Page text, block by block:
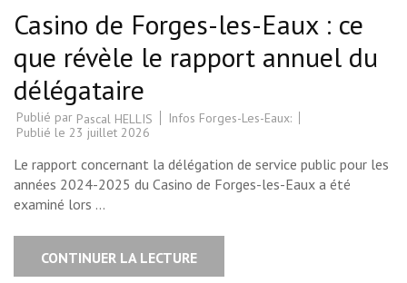
Casino de Forges-les-Eaux : ce
que révèle le rapport annuel du
délégataire
Publié par Pascal HELLIS
Infos Forges-Les-Eaux:
Publié le 23 juillet 2026
Le rapport concernant la délégation de service public pour les
années 2024-2025 du Casino de Forges-les-Eaux a été
examiné lors …
CONTINUER LA LECTURE